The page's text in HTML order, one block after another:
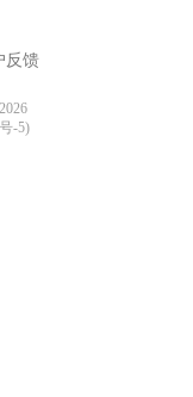
反馈
-5)